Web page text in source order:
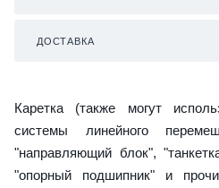
ДОСТАВКА
Каретка (также могут
системы линейного
"направляющий блок",
"опорный подшипник" и